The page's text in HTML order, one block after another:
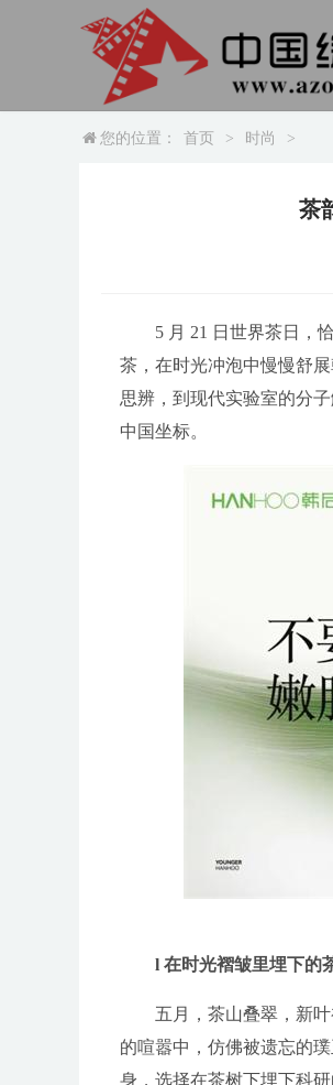
您的位置： 首页 > 时尚 >
茶
5 月 21 日世界茶日，
茶，在时光冲泡中慢慢舒
思辨，到现代实验室的分
中国坐标。
l 在时光褶皱里埋下的
五月，茶山叠翠，新
的喧嚣中，仿佛被遗忘的
身，选择在茶树下埋下科